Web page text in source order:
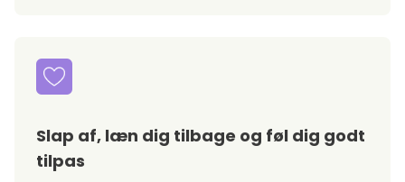
Slap af, læn dig tilbage og føl dig godt
tilpas